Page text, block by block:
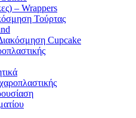
– Wrappers
Τούρτας
Cupcake